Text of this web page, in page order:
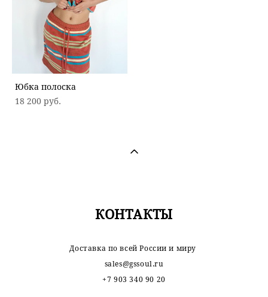
Юбка полоска
18 200 pуб.
КОНТАКТЫ
Доставка по всей России и миру
sales@gssoul.ru
+7 903 340 90 20